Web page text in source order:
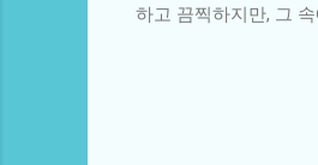
하고 끔찍하지만, 그